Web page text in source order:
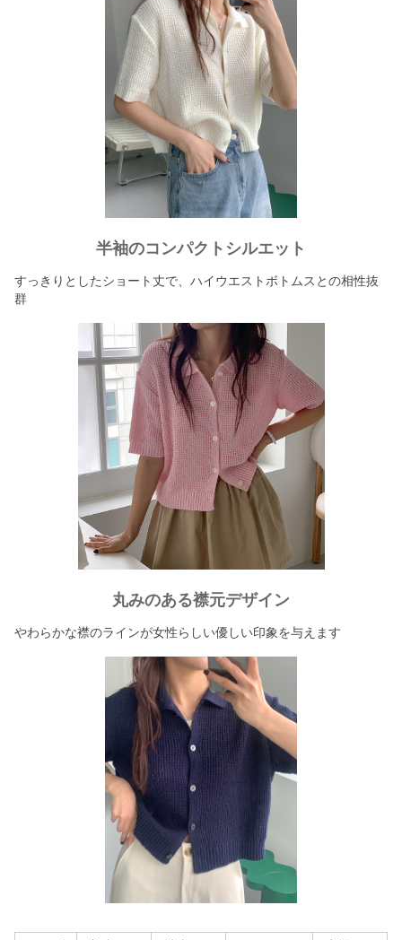
半袖のコンパクトシルエット
すっきりとしたショート丈で、ハイウエストボトムスとの相性抜
群
丸みのある襟元デザイン
やわらかな襟のラインが女性らしい優しい印象を与えます